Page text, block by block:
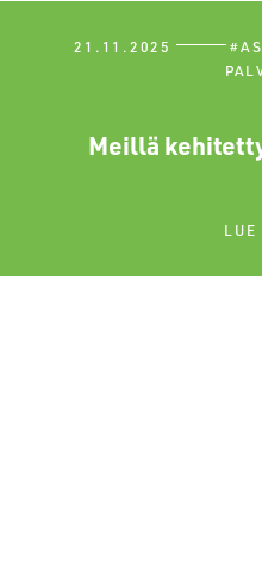
21.11.2025 #
Meillä
LUE